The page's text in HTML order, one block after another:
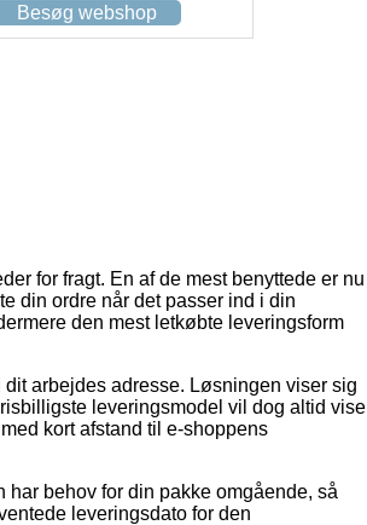
Besøg webshop
for fragt. En af de mest benyttede er nu
din ordre når det passer ind i din
den mest letkøbte leveringsform
arbejdes adresse. Løsningen viser sig
leveringsmodel vil dog altid vise
kort afstand til e-shoppens
behov for din pakke omgående, så
leveringsdato for den